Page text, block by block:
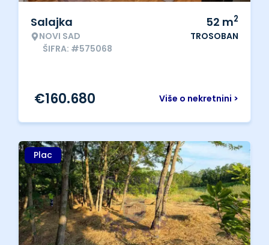
Salajka
NOVI SAD
ŠIFRA: #575068
52 m2
TROSOBAN
Više o nekretnini >
€160.680
Plac